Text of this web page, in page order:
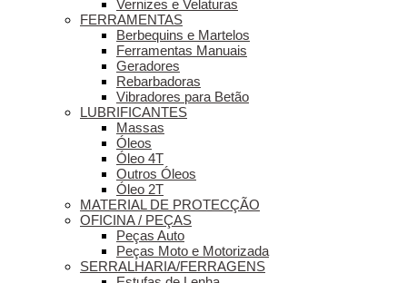
Vernizes e Velaturas
FERRAMENTAS
Berbequins e Martelos
Ferramentas Manuais
Geradores
Rebarbadoras
Vibradores para Betão
LUBRIFICANTES
Massas
Óleos
Óleo 4T
Outros Óleos
Óleo 2T
MATERIAL DE PROTECÇÃO
OFICINA / PEÇAS
Peças Auto
Peças Moto e Motorizada
SERRALHARIA/FERRAGENS